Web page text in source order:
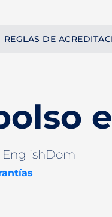
REGLAS DE
EnglishDom